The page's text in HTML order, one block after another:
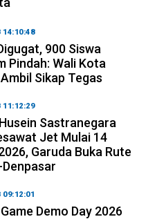
14:10:48
900 Siswa
Pindah: Wali Kota
Sikap Tegas
11:12:29
Sastranegara
Jet Mulai 14
Garuda Buka Rute
09:12:01
Demo Day 2026